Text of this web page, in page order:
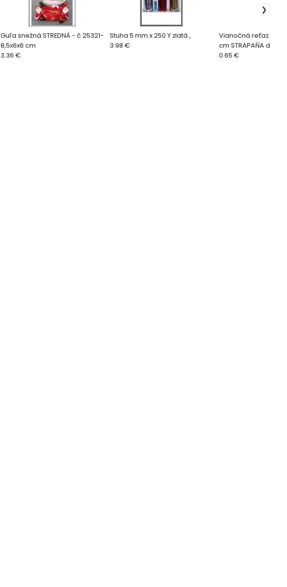
Guľa snežná STREDNÁ - č 25321-
8,5x6x6 cm
3.36 €
Stuha 5 mm x 250 Y zlatá ,
3.98 €
Vianočná reťaz
cm STRAPAŇA dl.2
0.65 €